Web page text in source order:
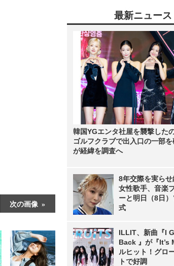
次の画像
最新ニュース
韓国YGエンタ社屋を襲撃した
ゴルフクラブで出入口の一部
が経緯を調査へ
8年交際を実らせ
女性歌手、音楽
ーと明日（8日
式
ILLIT、新曲『I
Back 』が『It’s
ルヒット！グロ
トで好調